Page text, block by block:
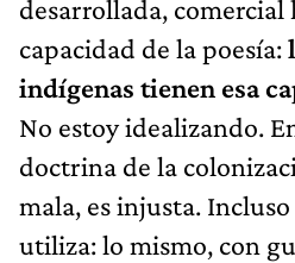
desarrollada, comercial
capacidad de la poesía:
indígenas tienen esa
No estoy idealizando.
doctrina de la
mala, es injusta.
utiliza: lo mismo, con